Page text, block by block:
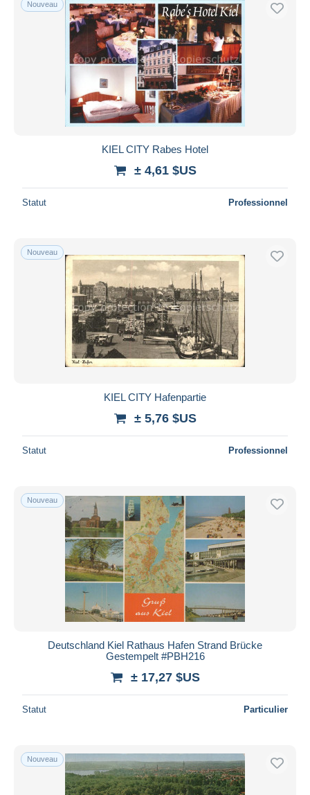
Uniquement en réduction
Livraison gratuite
Méthodes de paiement
PayPal
Virement bancaire
Visa
Mastercard
Bancontact
Tout désélectionner
Monde entier
Appliquer
Nouveau
KIEL CITY Rabes Hotel
± 4,61 $US
Statut Professionnel
Nouveau
KIEL CITY Hafenpartie
± 5,76 $US
Statut Professionnel
Nouveau
Deutschland Kiel Rathaus Hafen Strand Brücke
Gestempelt #PBH216
± 17,27 $US
Statut Particulier
Nouveau